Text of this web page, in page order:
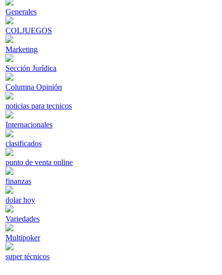
Generales
COLJUEGOS
Marketing
Sección Jurídica
Columna Opinión
noticias para tecnicos
Internacionales
clasificados
punto de venta online
finanzas
dolar hoy
Variedades
Multipoker
super técnicos